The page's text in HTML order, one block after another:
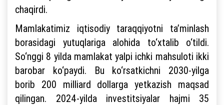
chaqirdi.
Mamlakatimiz iqtisodiy taraqqiyotni ta’minlash
borasidagi yutuqlariga alohida to‘xtalib o‘tildi.
So‘nggi 8 yilda mamlakat yalpi ichki mahsuloti ikki
barobar ko‘paydi. Bu ko‘rsatkichni 2030-yilga
borib 200 milliard dollarga yetkazish maqsad
qilingan. 2024-yilda investitsiyalar hajmi 35